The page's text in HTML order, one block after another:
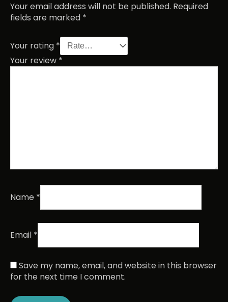
Your email address will not be published. Required
fields are marked *
Your rating *
Your review *
Name *
Email *
Save my name, email, and website in this browser
for the next time I comment.